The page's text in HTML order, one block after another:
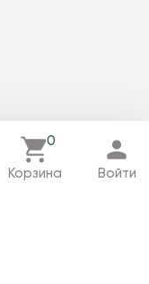
0
Корзина Войти